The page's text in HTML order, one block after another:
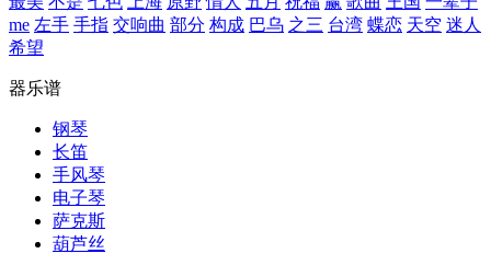
me 左手 手指 交响曲 部分 构成 巴乌 之三 台湾 蝶恋 天空 迷人
希望
器乐谱
钢琴
长笛
手风琴
电子琴
萨克斯
葫芦丝